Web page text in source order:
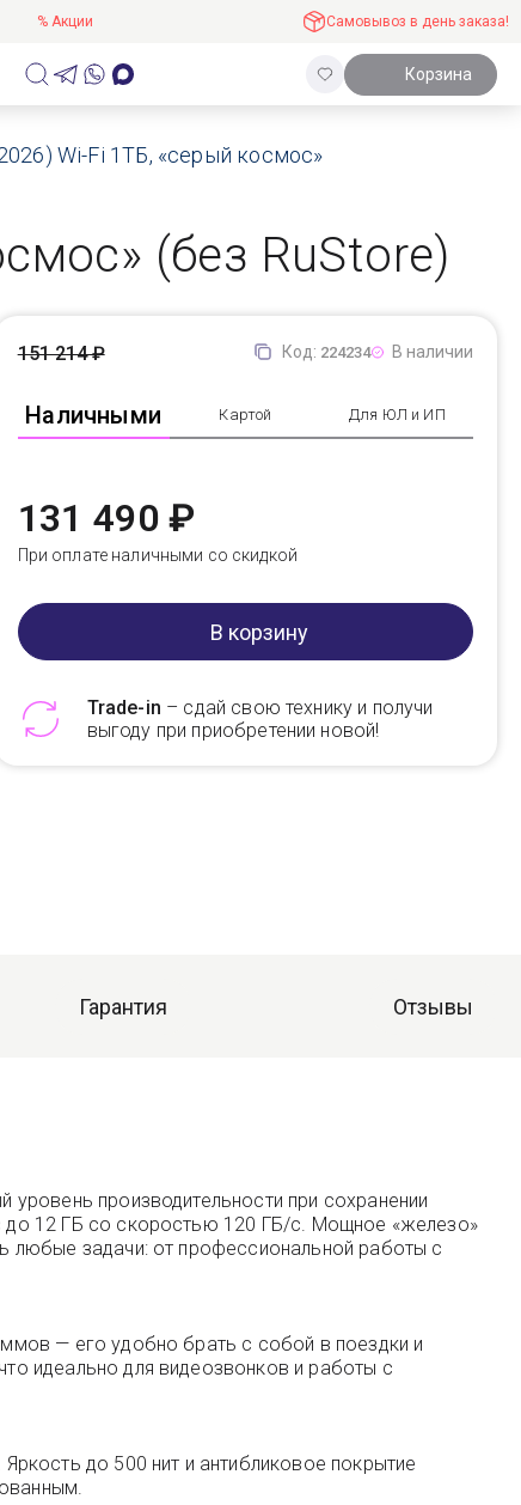
% Акции Самовывоз в день заказа!
Корзина
Wi-Fi 1ТБ, «серый космос»
(без RuStore)
Код: 224234 В наличии
Наличными Картой Для ЮЛ и ИП
151 214 ₽
131 490 ₽
При оплате наличными со скидкой
В корзину
Trade-in – сдай свою технику и получи
выгоду при приобретении новой!
Гарантия Отзывы
производительности при сохранении
до 12 ГБ со скоростью 120 ГБ/с. Мощное «железо»
любые задачи: от профессиональной работы с
— его удобно брать с собой в поездки и
идеально для видеозвонков и работы с
до 500 нит и антибликовое покрытие